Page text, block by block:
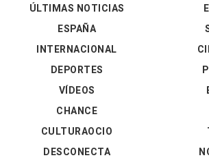
ÚLTIMAS NOTICIAS
ESPAÑA
INTERNACIONAL
DEPORTES
VÍDEOS
CHANCE
CULTURAOCIO
DESCONECTA